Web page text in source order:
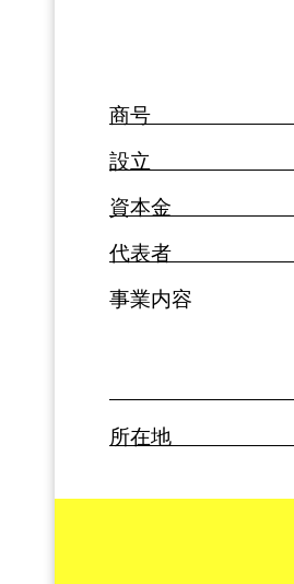
商号 株式会
設立
資
代表
事業内容 採用
士業集客・
社長
所在地 東京都